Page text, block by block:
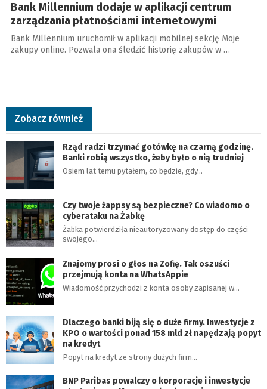
Bank Millennium dodaje w aplikacji centrum
zarządzania płatnościami internetowymi
Bank Millennium uruchomił w aplikacji mobilnej sekcję Moje
zakupy online. Pozwala ona śledzić historię zakupów w …
Zobacz również
Rząd radzi trzymać gotówkę na czarną godzinę.
Banki robią wszystko, żeby było o nią trudniej
Osiem lat temu pytałem, co będzie, gdy…
Czy twoje żappsy są bezpieczne? Co wiadomo o
cyberataku na Żabkę
Żabka potwierdziła nieautoryzowany dostęp do części
swojego…
Znajomy prosi o głos na Zofię. Tak oszuści
przejmują konta na WhatsAppie
Wiadomość przychodzi z konta osoby zapisanej w…
Dlaczego banki biją się o duże firmy. Inwestycje z
KPO o wartości ponad 158 mld zł napędzają popyt
na kredyt
Popyt na kredyt ze strony dużych firm…
BNP Paribas powalczy o korporacje i inwestycje